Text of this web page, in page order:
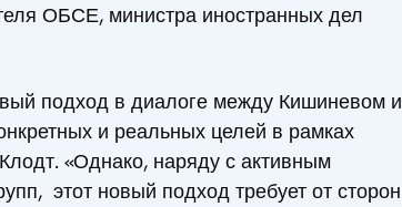
ОБСЕ, министра иностранных дел
подход в диалоге между Кишиневом и
и реальных целей в рамках
«Однако, наряду с активным
этот новый подход требует от сторон